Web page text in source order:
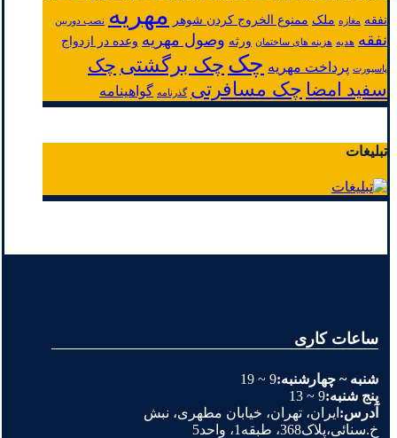
نفقه مغازه ملک ممنوع الخروج کردن شوهر مهریه نصب دوربین
نفقه هدیه هزینه های ساختمان ورثه وصول مهریه وعده در ازدواج
پاسپورت پرداخت مهریه چک چک برگشتی چک
سفید امضا چک مسافرتی گذرنامه گواهینامه
تبلیغات
ساعات کاری
شنبه ~ چهارشنبه:9 ~ 19
پنج شنبه:9 ~ 13
آدرس: ایران، تهران، خیابان مطهری، نبش
خ.سنائی،پلاک368، طبقه1، واحد5